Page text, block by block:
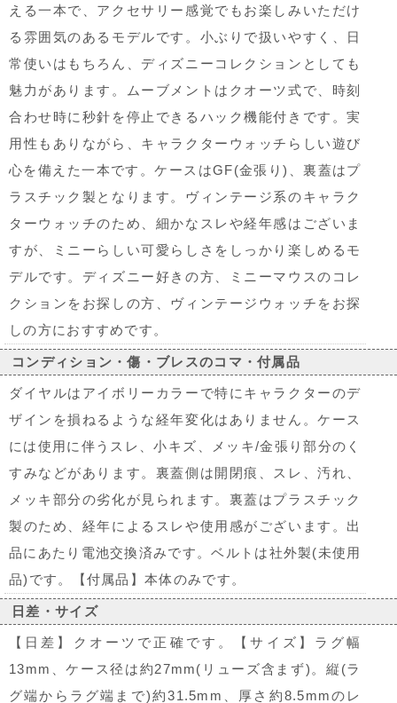
える一本で、アクセサリー感覚でもお楽しみいただけ
る雰囲気のあるモデルです。小ぶりで扱いやすく、日
常使いはもちろん、ディズニーコレクションとしても
魅力があります。ムーブメントはクオーツ式で、時刻
合わせ時に秒針を停止できるハック機能付きです。実
用性もありながら、キャラクターウォッチらしい遊び
心を備えた一本です。ケースはGF(金張り)、裏蓋はプ
ラスチック製となります。ヴィンテージ系のキャラク
ターウォッチのため、細かなスレや経年感はございま
すが、ミニーらしい可愛らしさをしっかり楽しめるモ
デルです。ディズニー好きの方、ミニーマウスのコレ
クションをお探しの方、ヴィンテージウォッチをお探
しの方におすすめです。
コンディション・傷・ブレスのコマ・付属品
ダイヤルはアイボリーカラーで特にキャラクターのデ
ザインを損ねるような経年変化はありません。ケース
には使用に伴うスレ、小キズ、メッキ/金張り部分のく
すみなどがあります。裏蓋側は開閉痕、スレ、汚れ、
メッキ部分の劣化が見られます。裏蓋はプラスチック
製のため、経年によるスレや使用感がございます。出
品にあたり電池交換済みです。ベルトは社外製(未使用
品)です。【付属品】本体のみです。
日差・サイズ
【日差】クオーツで正確です。【サイズ】ラグ幅
13mm、ケース径は約27mm(リューズ含まず)。縦(ラ
グ端からラグ端まで)約31.5mm、厚さ約8.5mmのレ